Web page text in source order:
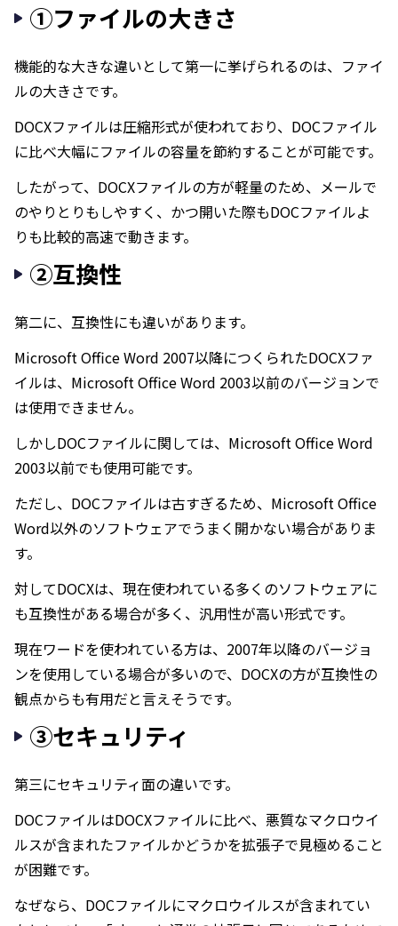
①ファイルの大きさ
機能的な大きな違いとして第一に挙げられるのは、ファイ
ルの大きさです。
DOCXファイルは圧縮形式が使われており、DOCファイル
に比べ大幅にファイルの容量を節約することが可能です。
したがって、DOCXファイルの方が軽量のため、メールで
のやりとりもしやすく、かつ開いた際もDOCファイルよ
りも比較的高速で動きます。
②互換性
第二に、互換性にも違いがあります。
Microsoft Office Word 2007以降につくられたDOCXファ
イルは、Microsoft Office Word 2003以前のバージョンで
は使用できません。
しかしDOCファイルに関しては、Microsoft Office Word
2003以前でも使用可能です。
ただし、DOCファイルは古すぎるため、Microsoft Office
Word以外のソフトウェアでうまく開かない場合がありま
す。
対してDOCXは、現在使われている多くのソフトウェアに
も互換性がある場合が多く、汎用性が高い形式です。
現在ワードを使われている方は、2007年以降のバージョ
ンを使用している場合が多いので、DOCXの方が互換性の
観点からも有用だと言えそうです。
③セキュリティ
第三にセキュリティ面の違いです。
DOCファイルはDOCXファイルに比べ、悪質なマクロウイ
ルスが含まれたファイルかどうかを拡張子で見極めること
が困難です。
なぜなら、DOCファイルにマクロウイルスが含まれてい